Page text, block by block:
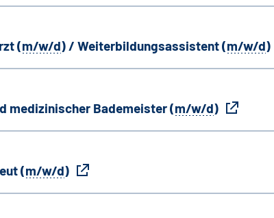
(m/w/d) / Weiterbildungsassistent (m/w/d)
medizinischer Bademeister (m/w/d)
(m/w/d)